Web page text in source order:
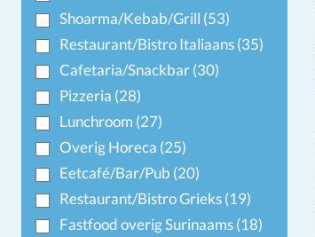
Shoarma/Kebab/Grill (53)
Restaurant/Bistro Italiaans(35)
Cafetaria/Snackbar(30)
Pizzeria (28)
Lunchroom (27)
Overig Horeca (25)
Eetcafé/Bar/Pub (20)
Restaurant/Bistro Grieks(19)
Fastfood overig Surinaams(18)